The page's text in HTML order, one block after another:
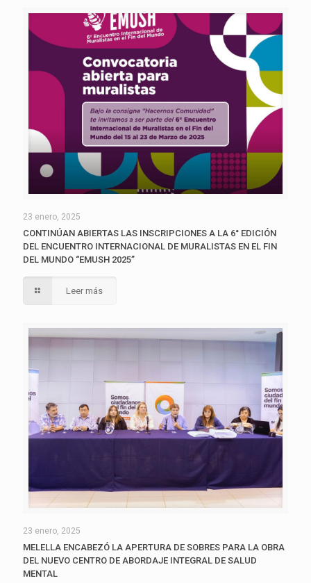
23 enero, 2025
CONTINÚAN ABIERTAS LAS INSCRIPCIONES A LA 6° EDICIÓN
DEL ENCUENTRO INTERNACIONAL DE MURALISTAS EN EL FIN
DEL MUNDO “EMUSH 2025”
Leer más
23 enero, 2025
MELELLA ENCABEZÓ LA APERTURA DE SOBRES PARA LA OBRA
DEL NUEVO CENTRO DE ABORDAJE INTEGRAL DE SALUD
MENTAL